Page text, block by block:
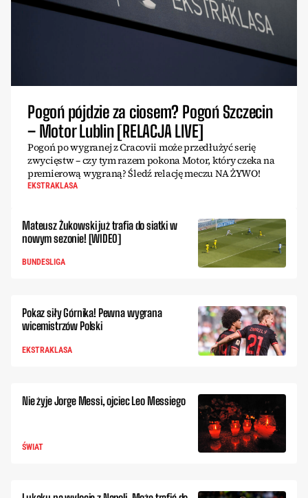
Pogoń pójdzie za ciosem? Pogoń Szczecin
– Motor Lublin [RELACJA LIVE]
Pogoń po wygranej z Cracovii może przedłużyć serię
zwycięstw – czy tym razem pokona Motor, który czeka na
premierową wygraną? Śledź relację meczu NA ŻYWO!
EKSTRAKLASA
Mateusz Żukowski już trafia do siatki w
nowym sezonie! [WIDEO]
BUNDESLIGA
Pokaz siły Górnika! Pewna wygrana
wicemistrzów Polski
EKSTRAKLASA
Nie żyje Jorge Messi, ojciec Leo Messiego
ŚWIAT